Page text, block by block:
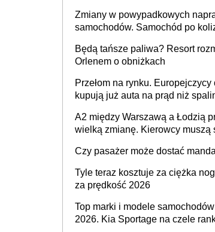
Zmiany w powypadkowych
samochodów. Samochód po
technologią producenta
Będą tańsze paliwa? Resort
Orlenem o obniżkach
Przełom na rynku. Europejczycy
kupują już auta na prąd niż
A2 między Warszawą a Łodzią
wielką zmianę. Kierowcy muszą
Czy pasażer może dostać
Tyle teraz kosztuje za ciężka
za prędkość 2026
Top marki i modele
2026. Kia Sportage na czele